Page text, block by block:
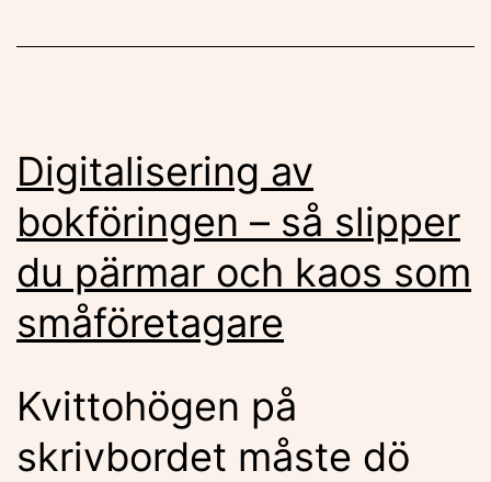
Digitalisering av
bokföringen – så slipper
du pärmar och kaos som
småföretagare
Kvittohögen på
skrivbordet måste dö